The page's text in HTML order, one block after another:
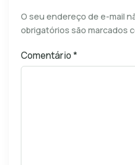
O seu endereço de e-mail
obrigatórios são marcados
Comentário*